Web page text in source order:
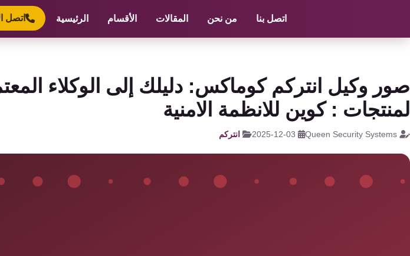
اتصل بنا من نحن المقالات الأقسام الرئيسية اتصل
صور وكيل انتركم كوماكس: دليلك إلى الوكلاء
لمنتجات : كوين للانظمة الامنية
انتركم
الباب
الذكي
و
سنترال